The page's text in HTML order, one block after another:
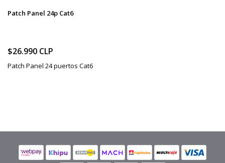
Patch Panel 24p Cat6
$26.990 CLP
Patch Panel 24 puertos Cat6